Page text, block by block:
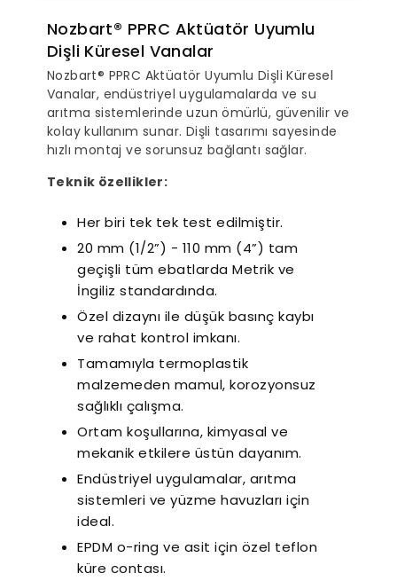
Nozbart® PPRC Aktüatör Uyumlu
Dişli Küresel Vanalar
Nozbart® PPRC Aktüatör Uyumlu Dişli Küresel
Vanalar, endüstriyel uygulamalarda ve su
arıtma sistemlerinde uzun ömürlü, güvenilir ve
kolay kullanım sunar. Dişli tasarımı sayesinde
hızlı montaj ve sorunsuz bağlantı sağlar.
Teknik özellikler:
Her biri tek tek test edilmiştir.
20 mm (1/2”) - 110 mm (4”) tam
geçişli tüm ebatlarda Metrik ve
İngiliz standardında.
Özel dizaynı ile düşük basınç kaybı
ve rahat kontrol imkanı.
Tamamıyla termoplastik
malzemeden mamul, korozyonsuz
sağlıklı çalışma.
Ortam koşullarına, kimyasal ve
mekanik etkilere üstün dayanım.
Endüstriyel uygulamalar, arıtma
sistemleri ve yüzme havuzları için
ideal.
EPDM o-ring ve asit için özel teflon
küre contası.